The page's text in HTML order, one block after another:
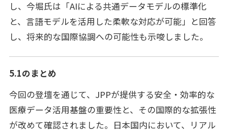
し、今堀氏は「AIによる共通データモデルの標準化
と、言語モデルを活用した柔軟な対応が可能」と回答
し、将来的な国際協調への可能性も示唆しました。
5.1のまとめ
今回の登壇を通じて、JPPが提供する安全・効率的な
医療データ活用基盤の重要性と、その国際的な拡張性
が改めて確認されました。日本国内において、リアル